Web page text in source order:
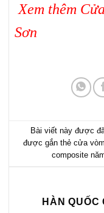
Xem thêm
Sơn
Bài viết này được
được gắn thẻ cửa
composite
HÀN QUỐC